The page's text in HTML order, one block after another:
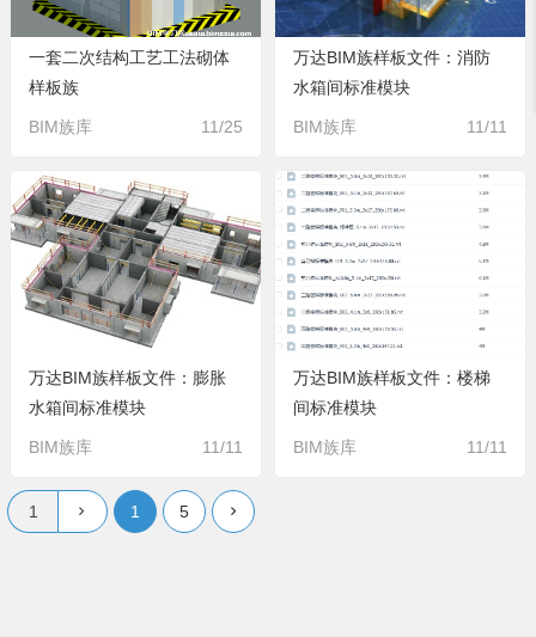
一套二次结构工艺工法砌体
样板族
BIM族库 11/25
万达BIM族样板文件：消防
水箱间标准模块
BIM族库 11/11
万达BIM族样板文件：膨胀
水箱间标准模块
BIM族库 11/11
万达BIM族样板文件：楼梯
间标准模块
BIM族库 11/11
1 5